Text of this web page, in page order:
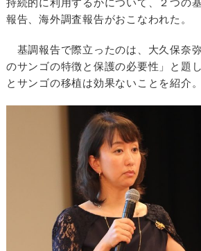
報告、海外調査報告がおこなわれた。
基調報告で際立ったのは、大久保奈
のサンゴの特徴と保護の必要性」と題
とサンゴの移植は効果ないことを紹介。